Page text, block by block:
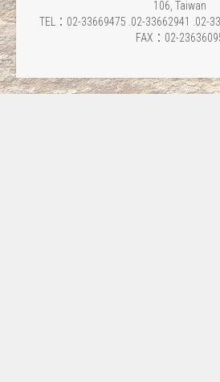
106, Taiwan
TEL：02-33669475 .02-33662941 .02-
FAX：02-